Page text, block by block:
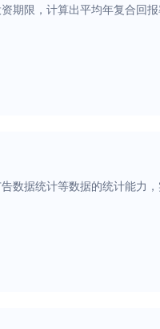
期限，计算出平均年复合回
数据统计等数据的统计能力